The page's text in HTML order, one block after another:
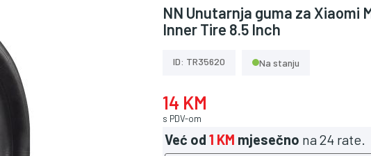
NN Unutarnja guma za Xiaomi
Inner Tire 8.5 Inch
ID: TR35620 Na stanju
14 KM
s PDV-om
Već od 1 KM mjesečno na 24 rate.